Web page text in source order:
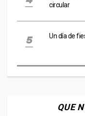
circular
Un día de
QUE